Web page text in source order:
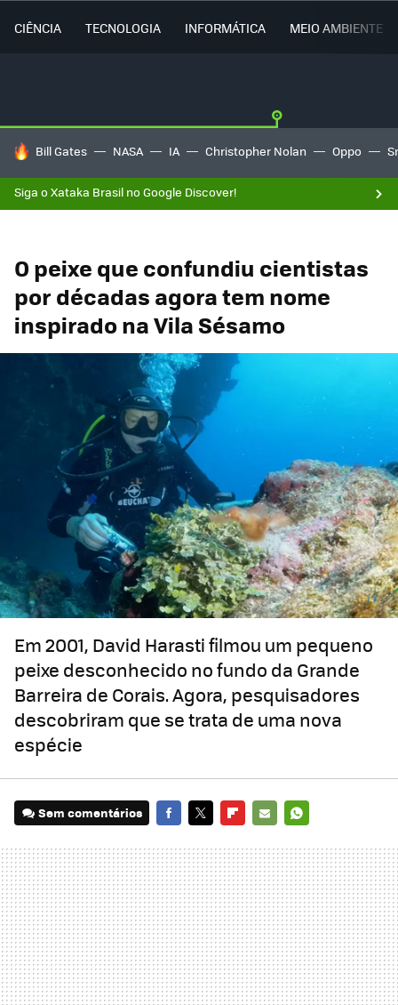
CIÊNCIA TECNOLOGIA INFORMÁTICA MEIO AMBIENTE
TENDÊNCIAS DO DIA
Bill Gates NASA IA Christopher Nolan Oppo
Siga o Xataka Brasil no Google Discover!
O peixe que confundiu cientistas
por décadas agora tem nome
inspirado na Vila Sésamo
Em 2001, David Harasti filmou um pequeno
peixe desconhecido no fundo da Grande
Barreira de Corais. Agora, pesquisadores
descobriram que se trata de uma nova
espécie
Sem comentários
MAIL